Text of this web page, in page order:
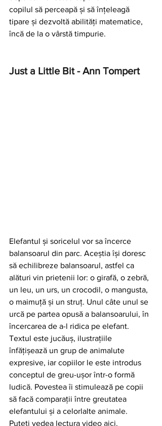
copilul să perceapă și să înțeleagă
tipare și dezvoltă abilități matematice,
încă de la o vârstă timpurie.
Just a Little Bit - Ann Tompert
Elefantul și soricelul vor sa încerce
balansoarul din parc. Aceștia își doresc
să echilibreze balansoarul, astfel ca
alături vin prietenii lor: o girafă, o zebră,
un leu, un urs, un crocodil, o mangusta,
o maimuță și un struț. Unul câte unul se
urcă pe partea opusă a balansoarului, în
încercarea de a-l ridica pe elefant.
Textul este jucăuș, ilustrațiile
înfățișează un grup de animalute
expresive, iar copiilor le este introdus
conceptul de greu-ușor într-o formă
ludică. Povestea îi stimulează pe copii
să facă comparații între greutatea
elefantului și a celorlalte animale.
Puteți vedea lectura video aici.